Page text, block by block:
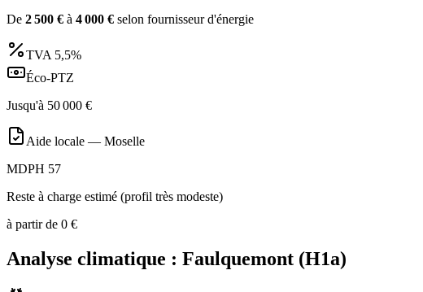
De 2 500 € à 4 000 € selon fournisseur d'énergie
TVA 5,5%
Éco-PTZ
Jusqu'à 50 000 €
Aide locale — Moselle
MDPH 57
Reste à charge estimé (profil très modeste)
à partir de 0 €
Analyse climatique : Faulquemont (H1a)